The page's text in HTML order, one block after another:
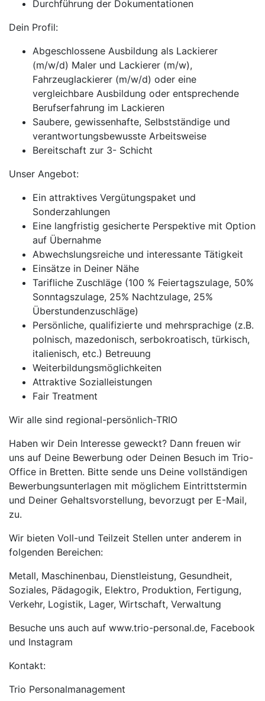
Durchführung der Dokumentationen
Dein Profil:
Abgeschlossene Ausbildung als Lackierer
(m/w/d) Maler und Lackierer (m/w),
Fahrzeuglackierer (m/w/d) oder eine
vergleichbare Ausbildung oder entsprechende
Berufserfahrung im Lackieren
Saubere, gewissenhafte, Selbstständige und
verantwortungsbewusste Arbeitsweise
Bereitschaft zur 3- Schicht
Unser Angebot:
Ein attraktives Vergütungspaket und
Sonderzahlungen
Eine langfristig gesicherte Perspektive mit Option
auf Übernahme
Abwechslungsreiche und interessante Tätigkeit
Einsätze in Deiner Nähe
Tarifliche Zuschläge (100 % Feiertagszulage, 50%
Sonntagszulage, 25% Nachtzulage, 25%
Überstundenzuschläge)
Persönliche, qualifizierte und mehrsprachige (z.B.
polnisch, mazedonisch, serbokroatisch, türkisch,
italienisch, etc.) Betreuung
Weiterbildungsmöglichkeiten
Attraktive Sozialleistungen
Fair Treatment
Wir alle sind regional-persönlich-TRIO
Haben wir Dein Interesse geweckt? Dann freuen wir
uns auf Deine Bewerbung oder Deinen Besuch im Trio-
Office in Bretten. Bitte sende uns Deine vollständigen
Bewerbungsunterlagen mit möglichem Eintrittstermin
und Deiner Gehaltsvorstellung, bevorzugt per E-Mail,
zu.
Wir bieten Voll-und Teilzeit Stellen unter anderem in
folgenden Bereichen:
Metall, Maschinenbau, Dienstleistung, Gesundheit,
Soziales, Pädagogik, Elektro, Produktion, Fertigung,
Verkehr, Logistik, Lager, Wirtschaft, Verwaltung
Besuche uns auch auf www.trio-personal.de, Facebook
und Instagram
Kontakt:
Trio Personalmanagement